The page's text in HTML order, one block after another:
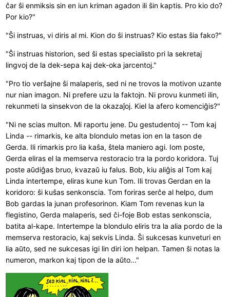
ĉar ŝi enmiksis sin en iun kriman agadon ili ŝin kaptis. Pro kio do?
Por kio?"
"Ŝi instruas, vi diris al mi. Kion do ŝi instruas? Kio estas ŝia fako?"
"Ŝi instruas historion, sed ŝi estas specialisto pri la sekretaj
lingvoj de la dek-sepa kaj dek-oka jarcentoj."
"Pro tio verŝajne ŝi malaperis, sed ni ne trovos la motivon uzante
nur nian imagon. Ni prefere uzu la faktojn. Ni provu kunmeti ilin,
rekunmeti la sinsekvon de la okazaĵoj. Kiel la afero komenciĝis?"
"Ni ne scias multon. Mi raportu jene. Du gestudentoj -- Tom kaj
Linda -- rimarkis, ke alta blondulo metas ion en la tason de
Gerda. Ili rimarkis pro lia kaŝa, ŝtela maniero agi. Iom poste,
Gerda eliras el la memserva restoracio tra la pordo koridora. Tuj
poste aŭdiĝas bruo, kvazaŭ iu falus. Bob, kiu aliĝis al Tom kaj
Linda intertempe, eliras kune kun Tom. Ili trovas Gerdan en la
koridoro: ŝi kuŝas senkonscia. Tom foriras serĉe al helpo, dum
Bob gardas la junan profesorinon. Kiam Tom revenas kun la
flegistino, Gerda malaperis, sed ĉi-foje Bob estas senkonscia,
batita al-kape. Intertempe la blondulo eliris tra la alia pordo de la
memserva restoracio, kaj sekvis Linda. Ŝi sukcesas kunveturi en
lia aŭto, sed ne sukcesas igi lin diri ion helpan. Tamen ŝi notas la
numeron, markon kaj tipon de la aŭto..."